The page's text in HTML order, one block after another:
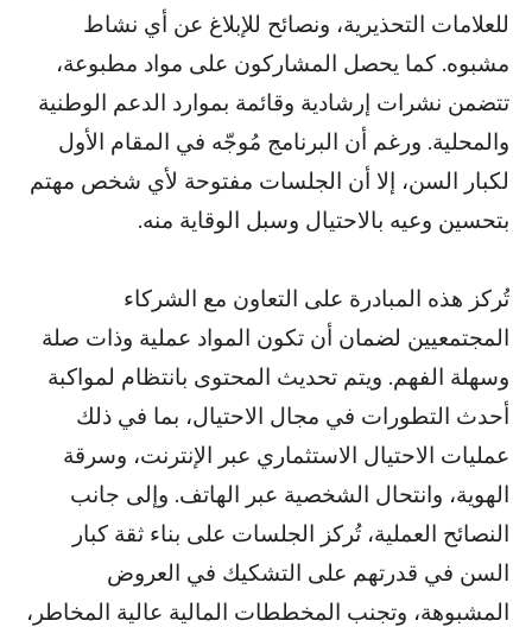
للعلامات التحذيرية، ونصائح للإبلاغ عن أي نشاط
مشبوه. كما يحصل المشاركون على مواد مطبوعة،
تتضمن نشرات إرشادية وقائمة بموارد الدعم الوطنية
والمحلية. ورغم أن البرنامج مُوجّه في المقام الأول
لكبار السن، إلا أن الجلسات مفتوحة لأي شخص مهتم
بتحسين وعيه بالاحتيال وسبل الوقاية منه.
تُركز هذه المبادرة على التعاون مع الشركاء
المجتمعيين لضمان أن تكون المواد عملية وذات صلة
وسهلة الفهم. ويتم تحديث المحتوى بانتظام لمواكبة
أحدث التطورات في مجال الاحتيال، بما في ذلك
عمليات الاحتيال الاستثماري عبر الإنترنت، وسرقة
الهوية، وانتحال الشخصية عبر الهاتف. وإلى جانب
النصائح العملية، تُركز الجلسات على بناء ثقة كبار
السن في قدرتهم على التشكيك في العروض
المشبوهة، وتجنب المخططات المالية عالية المخاطر،